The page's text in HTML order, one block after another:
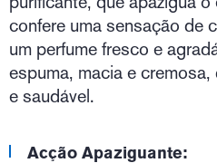
confere uma sensação de
um perfume fresco e
espuma, macia e
e saudável.
Acção Apaziguante: